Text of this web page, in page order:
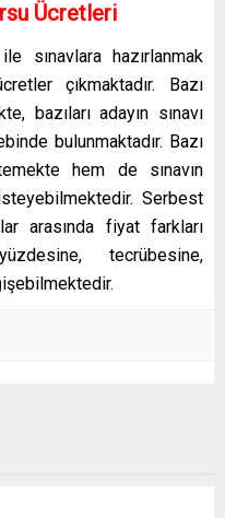
Ücretleri
ile sınavlara hazırlanmak
çıkmaktadır. Bazı
bazıları adayın sınavı
bulunmaktadır. Bazı
hem de sınavın
Serbest
arasında fiyat farkları
tecrübesine,